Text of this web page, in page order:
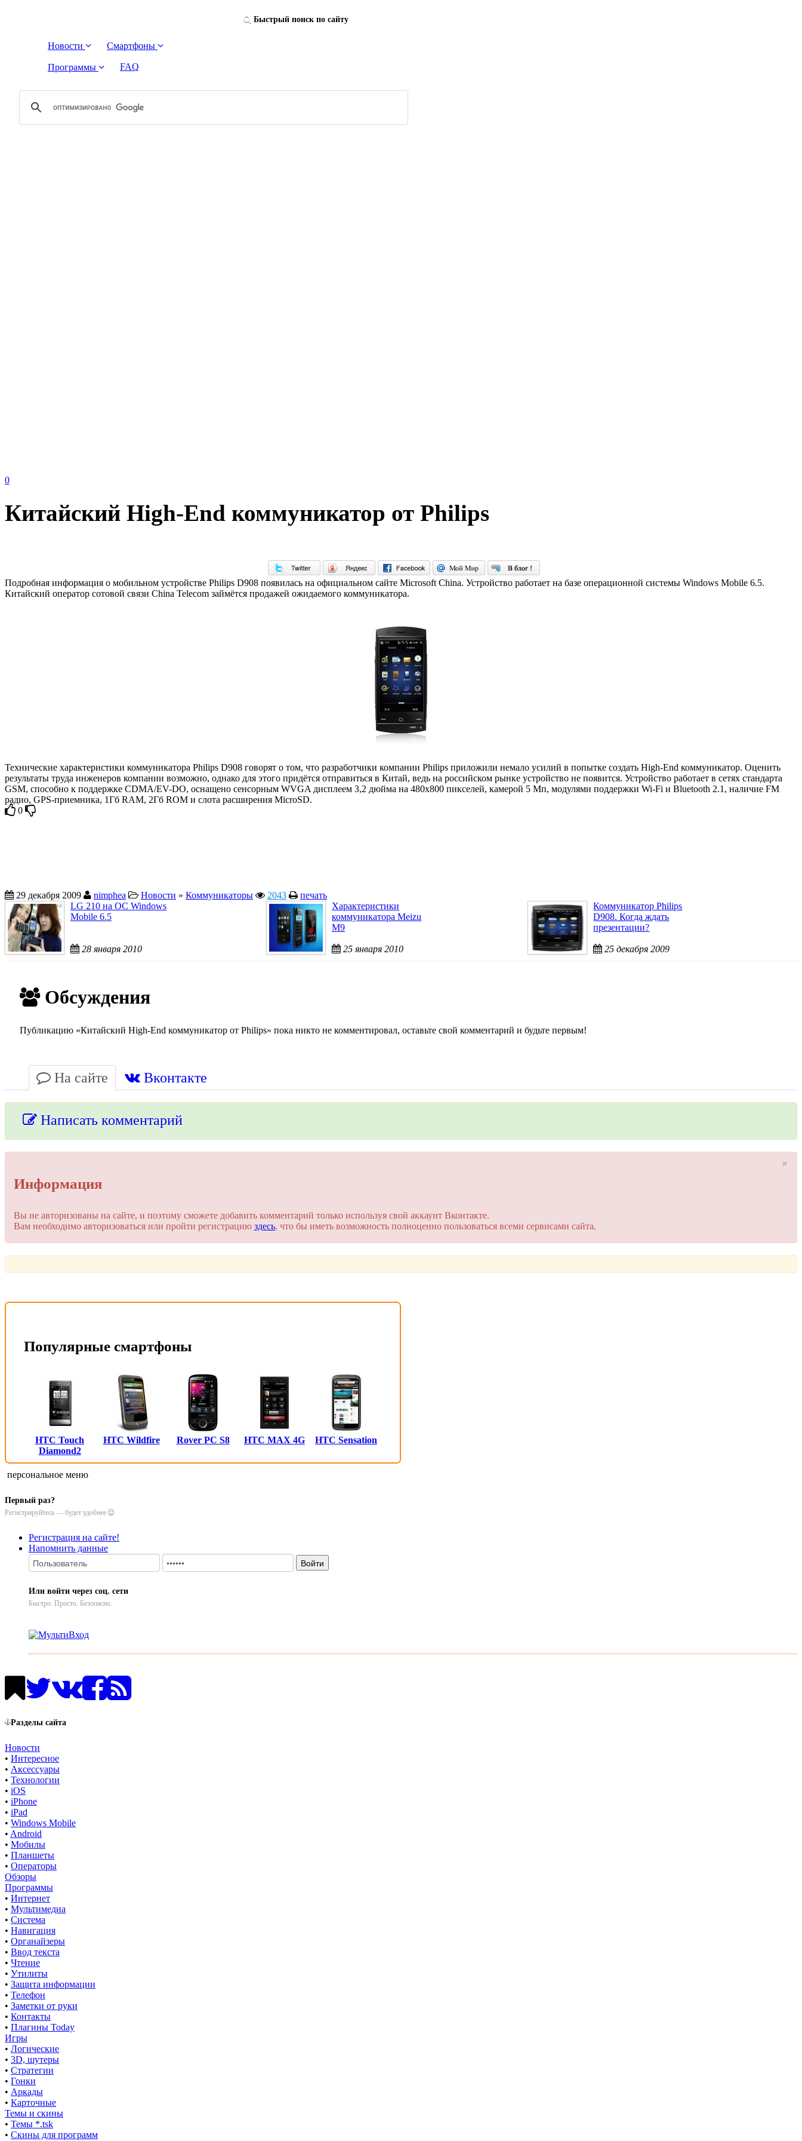
Новости Смартфоны
Программы FAQ
Быстрый поиск по сайту
0
Китайский High-End коммуникатор от Philips
Подробная информация о мобильном устройстве Philips D908 появилась на официальном сайте Microsoft China. Устройство работает на базе операционной системы Windows Mobile 6.5.
Китайский оператор сотовой связи China Telecom займётся продажей ожидаемого коммуникатора.
Технические характеристики коммуникатора Philips D908 говорят о том, что разработчики компании Philips приложили немало усилий в попытке создать High-End коммуникатор. Оценить
результаты труда инженеров компании возможно, однако для этого придётся отправиться в Китай, ведь на российском рынке устройство не появится. Устройство работает в сетях стандарта
GSM, способно к поддержке CDMA/EV-DO, оснащено сенсорным WVGA дисплеем 3,2 дюйма на 480х800 пикселей, камерой 5 Мп, модулями поддержки Wi-Fi и Bluetooth 2.1, наличие FM
радио, GPS-приемника, 1Гб RAM, 2Гб ROM и слота расширения MicroSD.
0
29 декабря 2009 nimphea Новости » Коммуникаторы 2043
печать
LG 210 на ОС Windows
Mobile 6.5
28 января 2010
Характеристики
коммуникатора Meizu
M9
25 января 2010
Коммуникатор Philips
D908. Когда ждать
презентации?
25 декабря 2009
Обсуждения
Публикацию «Китайский High-End коммуникатор от Philips» пока никто не комментировал, оставьте свой комментарий и будьте первым!
На сайте Вконтакте
Написать комментарий
Пройти регистрацию
×
Информация
Вы не авторизованы на сайте, и поэтому сможете добавить комментарий только используя свой аккаунт Вконтакте.
Вам необходимо авторизоваться или пройти регистрацию здесь, что бы иметь возможность полноценно пользоваться всеми сервисами сайта.
Популярные смартфоны
HTC Touch
Diamond2
HTC Wildfire Rover PC S8 HTC MAX 4G HTC Sensation
персональное меню
Первый раз?
Регистрируйтесь — будет удобнее
Регистрация на сайте!
Напомнить данные
Войти
Или войти через соц. сети
Быстро. Просто. Безопасно.
Разделы сайта
Новости
• Интересное
• Аксессуары
• Технологии
• iOS
• iPhone
• iPad
• Windows Mobile
• Android
• Мобилы
• Планшеты
• Операторы
Обзоры
Программы
• Интернет
• Мультимедиа
• Система
• Навигация
• Органайзеры
• Ввод текста
• Чтение
• Утилиты
• Защита информации
• Телефон
• Заметки от руки
• Контакты
• Плагины Today
Игры
• Логические
• 3D, шутеры
• Стратегии
• Гонки
• Аркады
• Карточные
Темы и скины
• Темы *.tsk
• Скины для программ